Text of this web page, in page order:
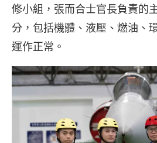
修小組，張而合士官長負責的
分，包括機體、液壓、燃油、
運作正常。